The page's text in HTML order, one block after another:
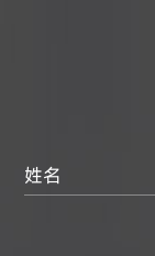
姓名